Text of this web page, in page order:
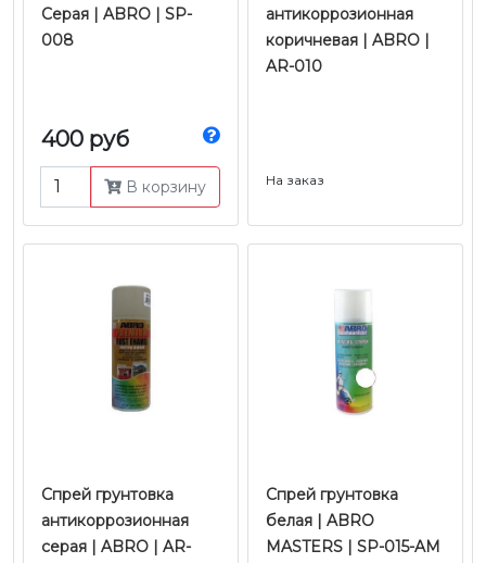
Серая | ABRO | SP-
008
400 руб
В корзину
антикоррозионная
коричневая | ABRO |
AR-010
На заказ
Спрей грунтовка
антикоррозионная
серая | ABRO | AR-
Спрей грунтовка
белая | ABRO
MASTERS | SP-015-AM